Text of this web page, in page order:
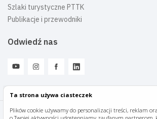
Ta strona używa ciasteczek
Plików cookie używamy do personalizacji treści, reklam
Szlaki turystyczne PTTK
Publikacje i przewodniki
Odwiedź nas